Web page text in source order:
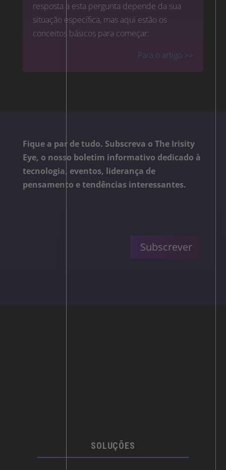
resposta a esta pergunta depende da sua
situação específica, mas aqui estão os
conceitos básicos para começar:
Para o artigo >>
Fique a par de tudo. Subscreva o The Irisity
Eye, o nosso boletim informativo dedicado à
tecnologia, eventos, liderança de
pensamento e tendências interessantes.
Subscrever
SOLUÇÕES